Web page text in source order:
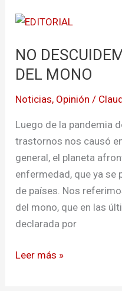
NO
DEL MONO
Noticias, Opinión /
Luego de la pandemia
trastornos nos causó
general, el planeta
enfermedad, que ya se
de países. Nos
del mono, que en las
declarada por
NO
LA
VIRUELA
MONO
Leer más »